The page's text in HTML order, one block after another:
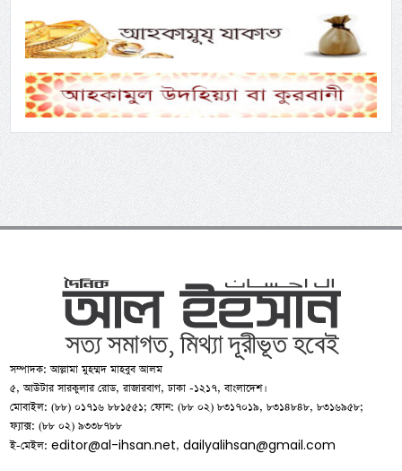
সম্পাদক: আল্লামা মুহম্মদ মাহবুব আলম
৫, আউটার সারকুলার রোড, রাজারবাগ, ঢাকা -১২১৭, বাংলাদেশ।
মোবাইল: (৮৮) ০১৭১৬ ৮৮১৫৫১; ফোন: (৮৮ ০২) ৮৩১৭০১৯, ৮৩১৪৮৪৮, ৮৩১৬৯৫৮;
ফ্যাক্স: (৮৮ ০২) ৯৩৩৮৭৮৮
ই-মেইল:editor@al-ihsan.net,dailyalihsan@gmail.com